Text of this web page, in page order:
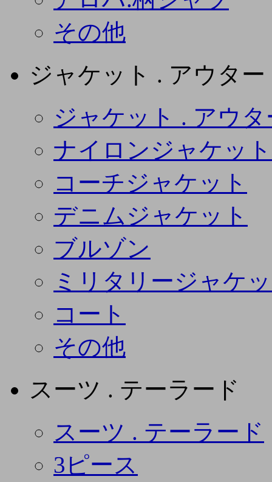
その他
ジャケット . アウター
ジャケット . アウタ
ナイロンジャケット
コーチジャケット
デニムジャケット
ブルゾン
ミリタリージャケ
コート
その他
スーツ . テーラード
スーツ . テーラード
3ピース